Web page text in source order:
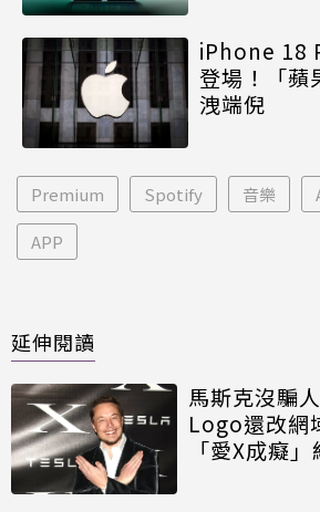
iPhone 18
登場！「蘋
洩端倪
Premium Spotify 音樂
APP
延伸閱讀
馬斯克沒騙
Logo還改網
「愛X成癡